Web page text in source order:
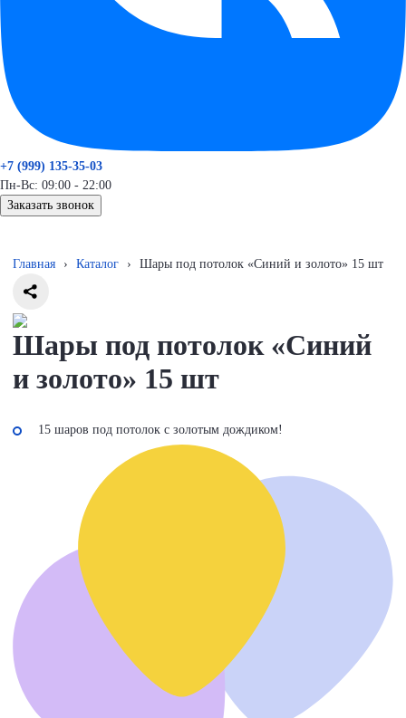
+7 (999) 135-35-03
Пн-Вс: 09:00 - 22:00
Заказать звонок
Главная › Каталог › Шары под потолок «Синий и золото» 15 шт
Шары под потолок «Синий
и золото» 15 шт
15 шаров под потолок с золотым дождиком!